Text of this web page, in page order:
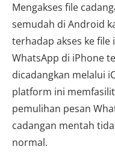
Mengakses file
semudah di Android
terhadap akses ke file
WhatsApp di iPhone
dicadangkan melalui
platform ini
pemulihan pesan
cadangan mentah
normal.